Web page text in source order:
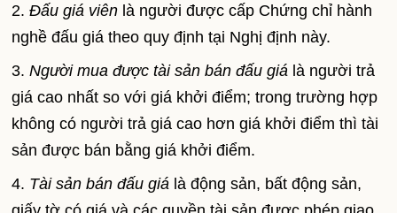
2.Đấu giá viên là người được cấp Chứng chỉ hành
nghề đấu giá theo quy định tại Nghị định này.
3.Người mua được tài sản bán đấu giá là người trả
giá cao nhất so với giá khởi điểm; trong trường hợp
không có người trả giá cao hơn giá khởi điểm thì tài
sản được bán bằng giá khởi điểm.
4. Tài sản bán đấu giá là động sản, bất động sản,